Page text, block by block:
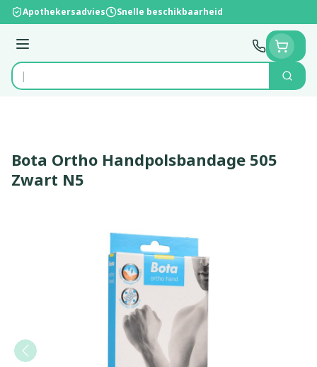
Ga naar de inhoud
Apothekersadvies Snelle beschikbaarheid
Menu
Product, merk, categorie...
Zoek
Bota Ortho Handpolsbandage 505
Zwart N5